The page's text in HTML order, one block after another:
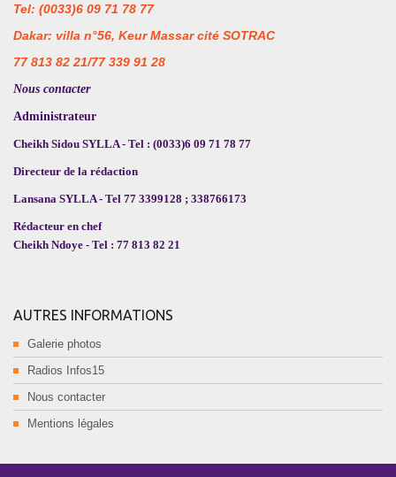
Tel: (0033)6 09 71 78 77
Dakar: villa n°56, Keur Massar cité SOTRAC
77 813 82 21/77 339 91 28
Nous contacter
Administrateur
Cheikh Sidou SYLLA - Tel : (0033)6 09 71 78 77
Directeur de la rédaction
Lansana SYLLA - Tel 77 3399128 ; 338766173
Rédacteur en chef
Cheikh Ndoye - Tel : 77 813 82 21
AUTRES INFORMATIONS
Galerie photos
Radios Infos15
Nous contacter
Mentions légales